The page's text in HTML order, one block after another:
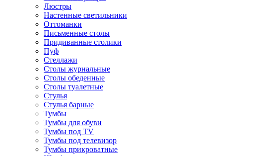
Люстры
Настенные светильники
Оттоманки
Письменные столы
Придиванные столики
Пуф
Стеллажи
Столы журнальные
Столы обеденные
Столы туалетные
Стулья
Стулья барные
Тумбы
Тумбы для обуви
Тумбы под TV
Тумбы под телевизор
Тумбы прикроватные